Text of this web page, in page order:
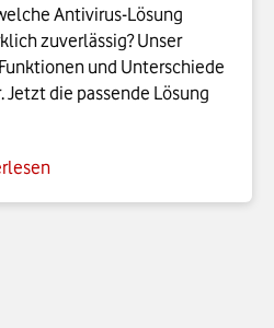
Antivirus-Lösung
zuverlässig? Unser
und Unterschiede
die passende Lösung